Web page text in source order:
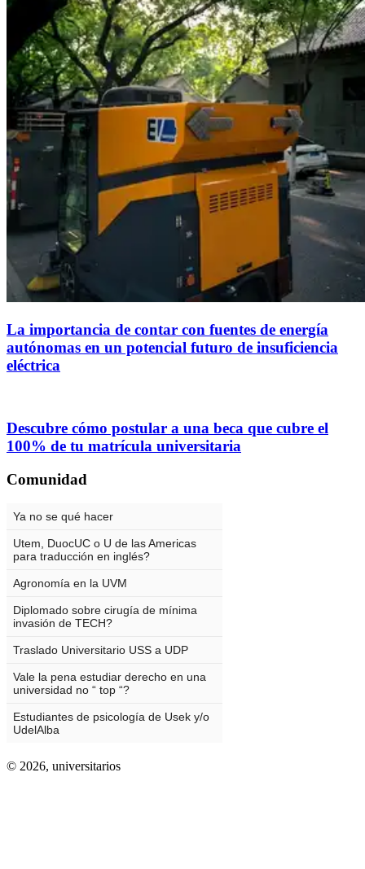
La importancia de contar con fuentes de energía
autónomas en un potencial futuro de insuficiencia
eléctrica
Descubre cómo postular a una beca que cubre el
100% de tu matrícula universitaria
Comunidad
© 2026, universitarios